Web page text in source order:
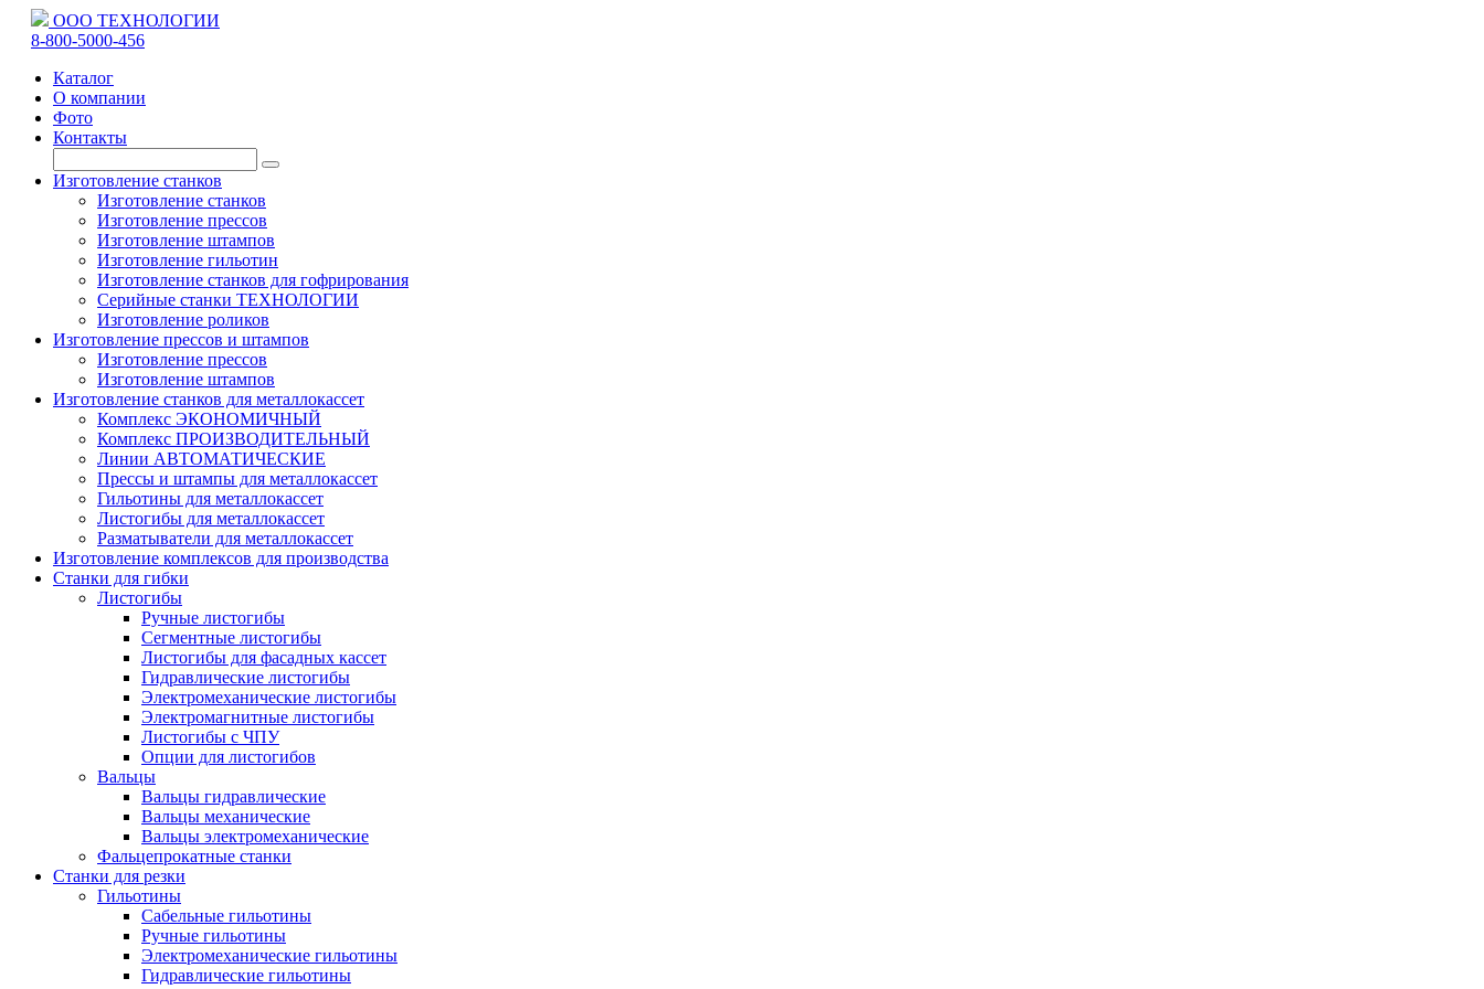
ООО ТЕХНОЛОГИИ
8-800-5000-456
Каталог
О компании
Фото
Контакты
Изготовление станков
Изготовление станков
Изготовление прессов
Изготовление штампов
Изготовление гильотин
Изготовление станков для гофрирования
Серийные станки ТЕХНОЛОГИИ
Изготовление роликов
Изготовление прессов и штампов
Изготовление прессов
Изготовление штампов
Изготовление станков для металлокассет
Комплекс ЭКОНОМИЧНЫЙ
Комплекс ПРОИЗВОДИТЕЛЬНЫЙ
Линии АВТОМАТИЧЕСКИЕ
Прессы и штампы для металлокассет
Гильотины для металлокассет
Листогибы для металлокассет
Разматыватели для металлокассет
Изготовление комплексов для производства
Станки для гибки
Листогибы
Ручные листогибы
Сегментные листогибы
Листогибы для фасадных кассет
Гидравлические листогибы
Электромеханические листогибы
Электромагнитные листогибы
Листогибы с ЧПУ
Опции для листогибов
Вальцы
Вальцы гидравлические
Вальцы механические
Вальцы электромеханические
Фальцепрокатные станки
Станки для резки
Гильотины
Сабельные гильотины
Ручные гильотины
Электромеханические гильотины
Гидравлические гильотины